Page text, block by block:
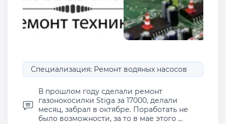
Специализация: Ремонт водяных насосов
В прошлом году сделали ремонт
газонокосилки Stiga за 17000, делали
месяц, забрал в октябре. Поработать не
было возможности, за то в мае этого ...